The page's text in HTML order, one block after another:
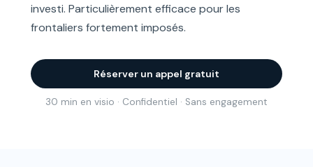
investi. Particulièrement efficace pour les
frontaliers fortement imposés.
Réserver un appel gratuit
30 min en visio · Confidentiel · Sans engagement